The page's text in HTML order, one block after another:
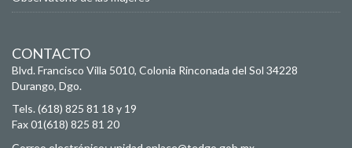
CONTACTO
Blvd. Francisco Villa 5010, Colonia Rinconada del Sol 34228
Durango, Dgo.
Tels. (618) 825 81 18 y 19
Fax 01(618) 825 81 20